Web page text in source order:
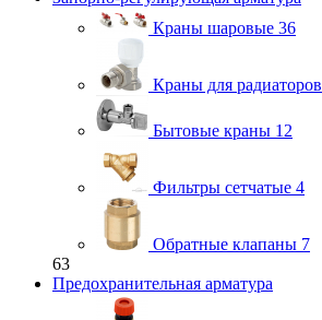
Краны шаровые 36
Краны для радиаторов
Бытовые краны 12
Фильтры сетчатые 4
Обратные клапаны 7
63
Предохранительная арматура